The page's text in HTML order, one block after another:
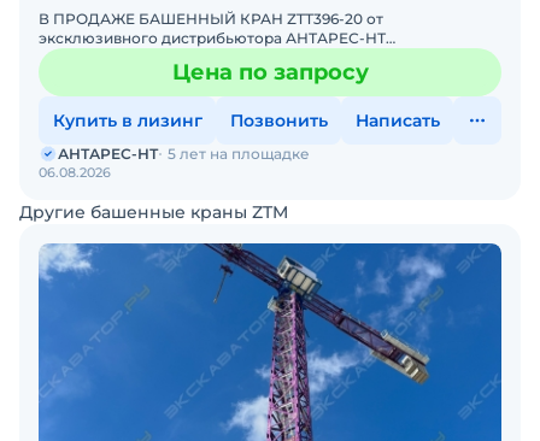
В ПРОДАЖЕ БАШЕННЫЙ КРАН ZTT396-20 от
эксклюзивного дистрибьютора АНТАРЕС-НТ
Комплектация крана ZTT396-20 включает
интеллектуальную систему безопасности, координ
Цена по запросу
Купить в лизинг Позвонить Написать
06.08.2026
АНТАРЕС-НТ 5 лет на площадке
Другие башенные краны ZTM